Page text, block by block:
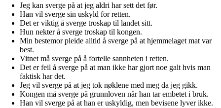
Jeg kan sverge på at jeg aldri har sett det før.
Han vil sverge sin uskyld for retten.
Det er viktig å sverge troskap til landet sitt.
Hun nekter å sverge troskap til kongen.
Min bestemor pleide alltid å sverge på at hjemmelaget mat var
best.
Vitnet må sverge på å fortelle sannheten i retten.
Det er feil å sverge på at man ikke har gjort noe galt hvis man
faktisk har det.
Jeg vil sverge på at jeg tok nøklene med meg da jeg gikk.
Kongen må sverge på grunnloven når han tar embetet i bruk.
Han vil sverge på at han er uskyldig, men bevisene lyver ikke.